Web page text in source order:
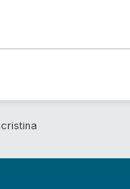
cristina